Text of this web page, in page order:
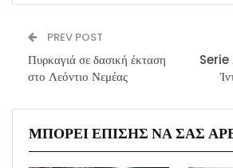
PREV POST
Πυρκαγιά σε δασική έκταση
στο Λεόντιο Νεμέας
Serie
ΜΠΟΡΕΊ ΕΠΊΣΗΣ ΝΑ ΣΑΣ